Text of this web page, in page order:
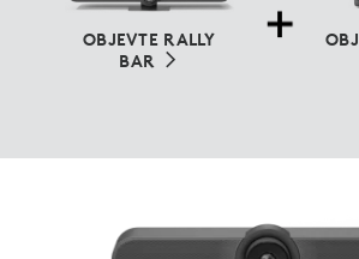
OBJEVTE RALLY
BAR